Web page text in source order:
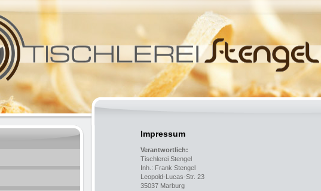
Impressum
Verantwortlich:
Tischlerei Stengel
Inh.: Frank Stengel
Leopold-Lucas-Str. 23
35037 Marburg